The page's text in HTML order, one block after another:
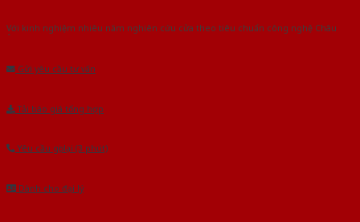
Với kinh nghiệm nhiêu năm nghiên cứu cửa theo tiêu chuẩn công nghệ Châu
Âu.Chúng tôi tự tin là nhà sản xuất & cung cấp hàng đầu tại Việt Nam!
Gửi yêu cầu tư vấn
Tải báo giá tổng hợp
Yêu cầu gọi lại (3 phút)
Dành cho đại lý